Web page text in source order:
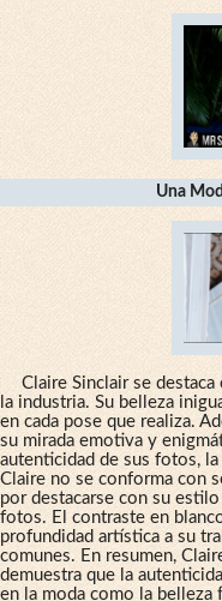
Una
Claire Sinclair se
la industria. Su belleza
en cada pose que realiza.
su mirada emotiva y
autenticidad de sus fotos,
Claire no se conforma con
por destacarse con su
fotos. El contraste en
profundidad artística a su
comunes. En resumen,
demuestra que la
en la moda como la belleza